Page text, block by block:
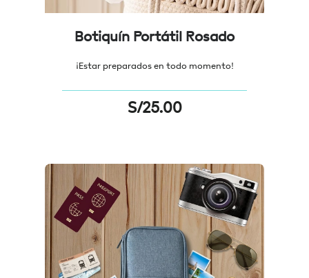
Botiquín Portátil Rosado
¡Estar preparados en todo momento!
S/25.00